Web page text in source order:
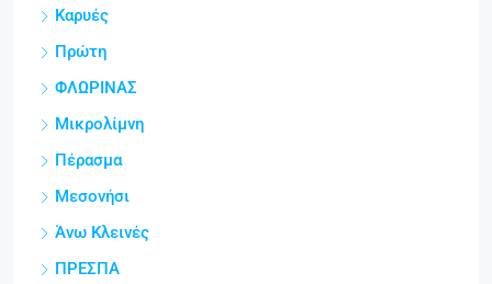
Καρυές
Πρώτη
ΦΛΩΡΙΝΑΣ
Μικρολίμνη
Πέρασμα
Μεσονήσι
Άνω Κλεινές
ΠΡΕΣΠΑ